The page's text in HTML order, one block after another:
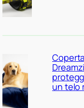
un telo